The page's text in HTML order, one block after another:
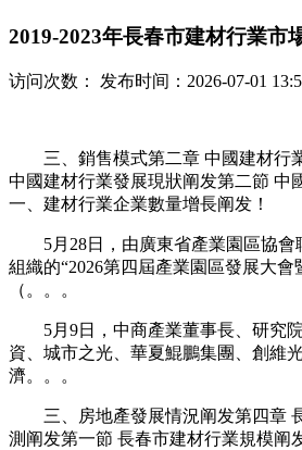
2019-2023年長春市建材行業市
访问次数： 发布时间：2026-07-01
三、銷售模式第二章 中國建材行
中國建材行業發展現狀阐发第二節 中
一、建材行業企業數量增長阐发！
5月28日，由廣東省產業園區協會
組織的“2026第四屆產業園區發展大會
（。。。
5月9日，中商產業董事長、研究院
資、城市之光、華夏鯤鵬集團、創維
濟。。。
三、房地產發展情況阐发第四章
測阐发第一節 長春市建材行業規模阐